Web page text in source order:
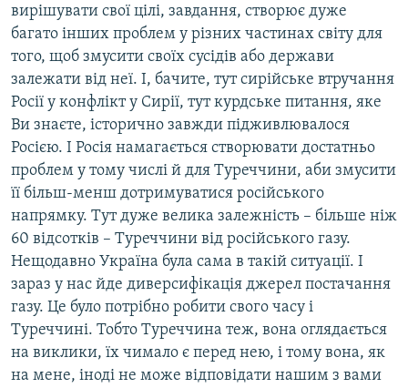
вирішувати свої цілі, завдання, створює дуже
багато інших проблем у різних частинах світу для
того, щоб змусити своїх сусідів або держави
залежати від неї. І, бачите, тут сирійське втручання
Росії у конфлікт у Сирії, тут курдське питання, яке
Ви знаєте, історично завжди підживлювалося
Росією. І Росія намагається створювати достатньо
проблем у тому числі й для Туреччини, аби змусити
її більш-менш дотримуватися російського
напрямку. Тут дуже велика залежність – більше ніж
60 відсотків – Туреччини від російського газу.
Нещодавно Україна була сама в такій ситуації. І
зараз у нас йде диверсифікація джерел постачання
газу. Це було потрібно робити свого часу і
Туреччині. Тобто Туреччина теж, вона оглядається
на виклики, їх чимало є перед нею, і тому вона, як
на мене, іноді не може відповідати нашим з вами